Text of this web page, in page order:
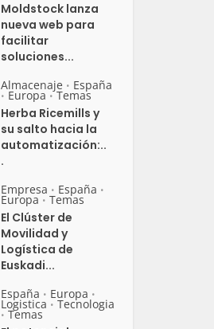
Moldstock lanza
nueva web para
facilitar
soluciones...
Almacenaje • España
• Europa • Temas
Herba Ricemills y
su salto hacia la
automatización:..
.
Empresa • España •
Europa • Temas
El Clúster de
Movilidad y
Logística de
Euskadi...
España • Europa •
Logistica • Tecnologia
• Temas